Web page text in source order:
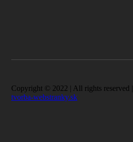
Copyright © 2022 | All rights reserved |
tvorba-webstranky.sk